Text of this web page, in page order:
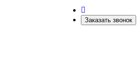
Заказать звонок